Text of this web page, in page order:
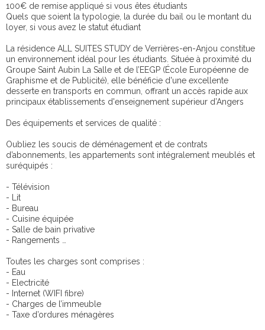
100€ de remise appliqué si vous êtes étudiants
Quels que soient la typologie, la durée du bail ou le montant du
loyer, si vous avez le statut étudiant
La résidence ALL SUITES STUDY de Verrières-en-Anjou constitue
un environnement idéal pour les étudiants. Située à proximité du
Groupe Saint Aubin La Salle et de l’EEGP (École Européenne de
Graphisme et de Publicité), elle bénéficie d'une excellente
desserte en transports en commun, offrant un accès rapide aux
principaux établissements d'enseignement supérieur d’Angers
Des équipements et services de qualité :
Oubliez les soucis de déménagement et de contrats
d’abonnements, les appartements sont intégralement meublés et
suréquipés :
- Télévision
- Lit
- Bureau
- Cuisine équipée
- Salle de bain privative
- Rangements …
Toutes les charges sont comprises :
- Eau
- Electricité
- Internet (WIFI fibre)
- Charges de l’immeuble
- Taxe d’ordures ménagères